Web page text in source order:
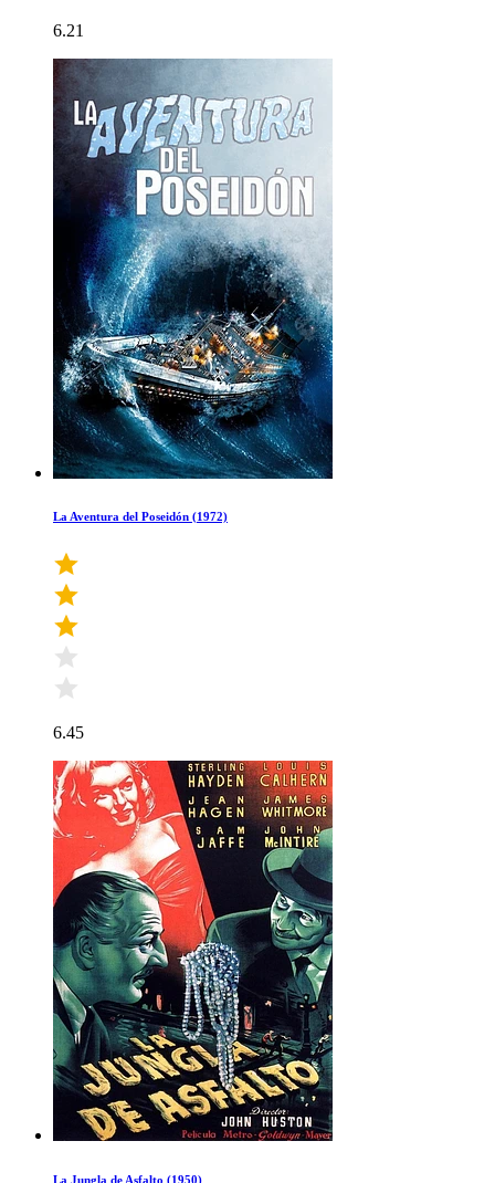
6.21
La Aventura del Poseidón (1972)
6.45
La Jungla de Asfalto (1950)